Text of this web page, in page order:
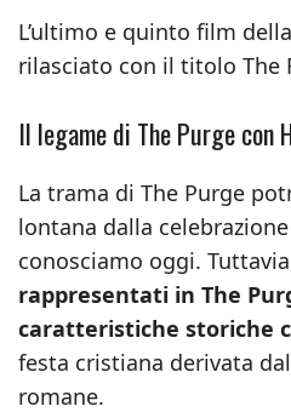
L’ultimo e quinto film
rilasciato con il titolo The
Il legame di The Purge con
La trama di The Purge
lontana dalla
conosciamo oggi.
rappresentati in The
caratteristiche storiche
festa cristiana derivata
romane.